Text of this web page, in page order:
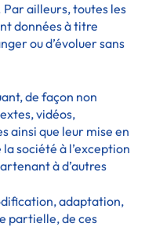
ailleurs, toutes les
données à titre
ou d’évoluer sans
de façon non
vidéos,
ainsi que leur mise en
société à l’exception
à d’autres
adaptation,
partielle, de ces